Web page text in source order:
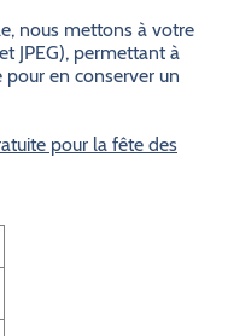
nous mettons à votre
JPEG), permettant à
en conserver un
pour la fête des